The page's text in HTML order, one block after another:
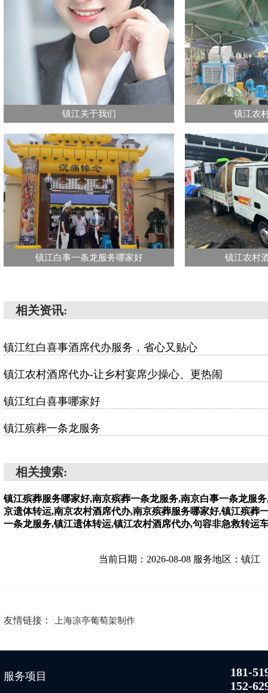
镇江关于我们 镇江农
镇江白事一条龙服务哪家好 镇江农村
相关资讯:
镇江红白喜事酒席代办服务，省心又贴心
镇江农村酒席代办-让乡村宴席少操心、更热闹
镇江红白喜事哪家好
镇江殡葬一条龙服务
相关搜索:
镇江殡葬服务哪家好,南京殡葬一条龙服务,南京白事一条龙服
京遗体转运,南京农村酒席代办,南京殡葬服务哪家好,镇江殡葬
一条龙服务,镇江遗体转运,镇江农村酒席代办,句容非急救转运
当前日期：2026-08-08 服务地区：镇江
友情链接： 上海凉亭葡萄架制作
服务项目
181-
152-